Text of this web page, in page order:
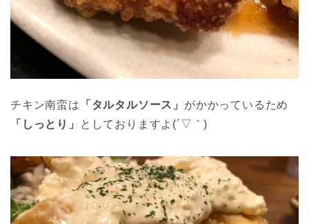
チキン南蛮は 「タルタルソース」 がかかっているため
「しっとり」
としておりますよ(´▽｀)